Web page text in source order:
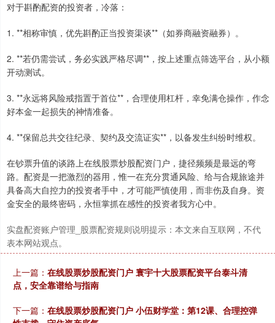
对于斟酌配资的投资者，冷落：
1. **相称审慎，优先斟酌正当投资渠谈**（如券商融资融券）。
2. **若仍需尝试，务必实践严格尽调**，按上述重点筛选平台，从小额
开动测试。
3. **永远将风险戒指置于首位**，合理使用杠杆，幸免满仓操作，作念
好本金一起损失的神情准备。
4. **保留总共交往纪录、契约及交流证实**，以备发生纠纷时维权。
在钞票升值的谈路上在线股票炒股配资门户，捷径频频是最远的弯
路。配资是一把激烈的器用，惟一在充分贯通风险、给与合规旅途并
具备高大自控力的投资者手中，才可能严慎使用，而非伤及自身。资
金安全的最终密码，永恒掌抓在感性的投资者我方心中。
实盘配资账户管理_股票配资规则说明提示：本文来自互联网，不代
表本网站观点。
上一篇： 在线股票炒股配资门户 寰宇十大股票配资平台泰斗清
点，安全靠谱给与指南
下一篇： 在线股票炒股配资门户 小伍财学堂：第12课、合理控弹